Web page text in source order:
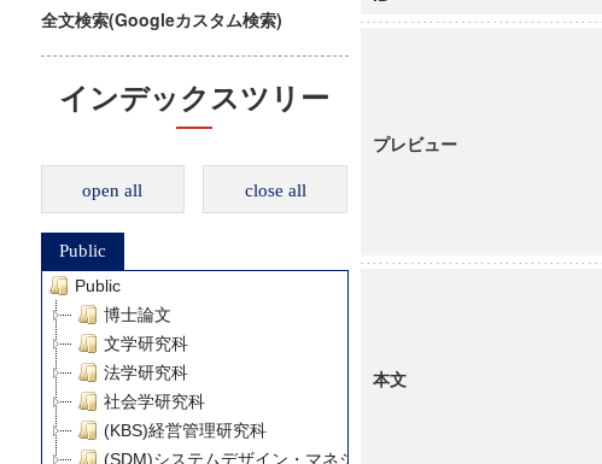
全文検索(Googleカスタム検索)
インデックスツリー
open all close all
Public
Public
博士論文
文学研究科
法学研究科
社会学研究科
(KBS)経営管理研究科
(SDM)システムデザイン・マネジメント研究科
プレビュー
本文